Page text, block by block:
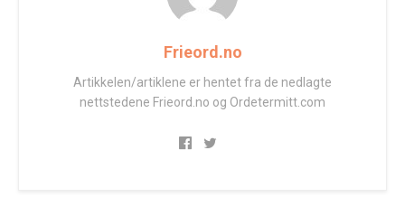
Frieord.no
Artikkelen/artiklene er hentet fra de nedlagte
nettstedene Frieord.no og Ordetermitt.com